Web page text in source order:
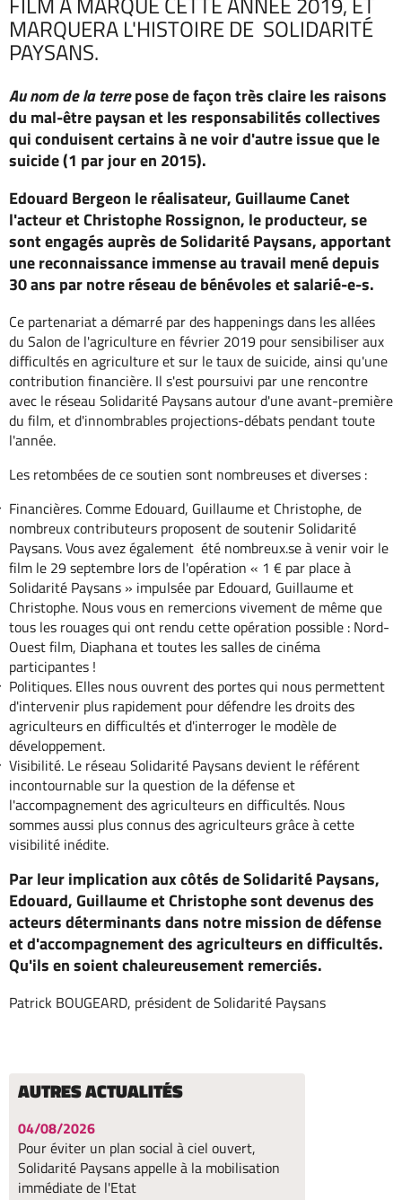
MARQUERA L'HISTOIRE DE SOLIDARITÉ
PAYSANS.
Au nom de la terrepose de façon très claire les raisons
du mal-être paysan et les responsabilités collectives
qui conduisent certains à ne voir d'autre issue que le
suicide (1 par jour en 2015).
Edouard Bergeon le réalisateur, Guillaume Canet
l'acteur et Christophe Rossignon, le producteur, se
sont engagés auprès de Solidarité Paysans, apportant
une reconnaissance immense au travail mené depuis
30 ans par notre réseau de bénévoles et salarié-e-s.
Ce partenariat a démarré par des happenings dans les allées
du Salon de l'agriculture en février 2019 pour sensibiliser aux
difficultés en agriculture et sur le taux de suicide, ainsi qu'une
contribution financière. Il s'est poursuivi par une rencontre
avec le réseau Solidarité Paysans autour d'une avant-première
du film, et d'innombrables projections-débats pendant toute
l'année.
Les retombées de ce soutien sont nombreuses et diverses :
Financières. Comme Edouard, Guillaume et Christophe, de
nombreux contributeurs proposent de soutenir Solidarité
Paysans. Vous avez également été nombreux.se à venir voir le
film le 29 septembre lors de l'opération « 1 € par place à
Solidarité Paysans » impulsée par Edouard, Guillaume et
Christophe. Nous vous en remercions vivement de même que
tous les rouages qui ont rendu cette opération possible : Nord-
Ouest film, Diaphana et toutes les salles de cinéma
participantes !
Politiques. Elles nous ouvrent des portes qui nous permettent
d'intervenir plus rapidement pour défendre les droits des
agriculteurs en difficultés et d'interroger le modèle de
développement.
Visibilité. Le réseau Solidarité Paysans devient le référent
incontournable sur la question de la défense et
l'accompagnement des agriculteurs en difficultés. Nous
sommes aussi plus connus des agriculteurs grâce à cette
visibilité inédite.
Par leur implication aux côtés de Solidarité Paysans,
Edouard, Guillaume et Christophe sont devenus des
acteurs déterminants dans notre mission de défense
et d'accompagnement des agriculteurs en difficultés.
Qu'ils en soient chaleureusement remerciés.
Patrick BOUGEARD, président de Solidarité Paysans
AUTRES ACTUALITÉS
04/08/2026
Pour éviter un plan social à ciel ouvert,
Solidarité Paysans appelle à la mobilisation
immédiate de l'Etat